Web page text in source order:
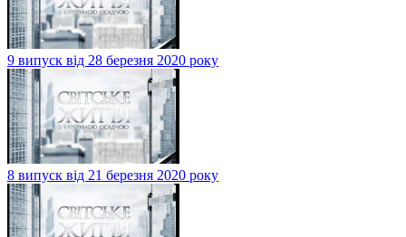
9 випуск від 28 березня 2020 року
8 випуск від 21 березня 2020 року